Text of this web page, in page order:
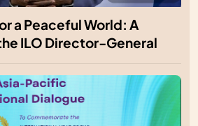
a Peaceful World: A
ILO Director-General